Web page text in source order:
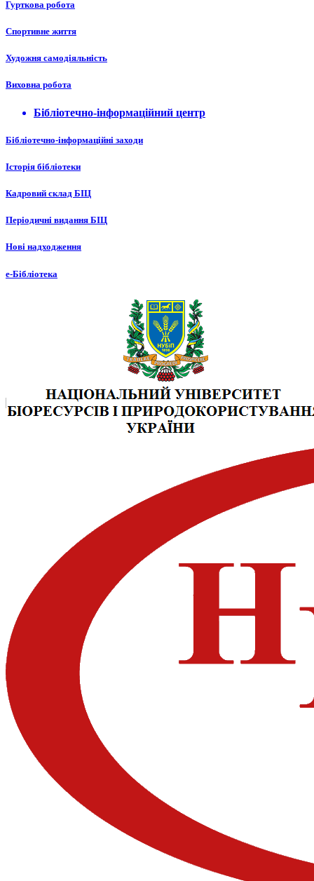
Гурткова робота
Спортивне життя
Художня самодіяльність
Виховна робота
Бібліотечно-інформаційний центр
Бібліотечно-інформаційні заходи
Історія бібліотеки
Кадровий склад БІЦ
Періодичні видання БІЦ
Нові надходження
е-Бібліотека